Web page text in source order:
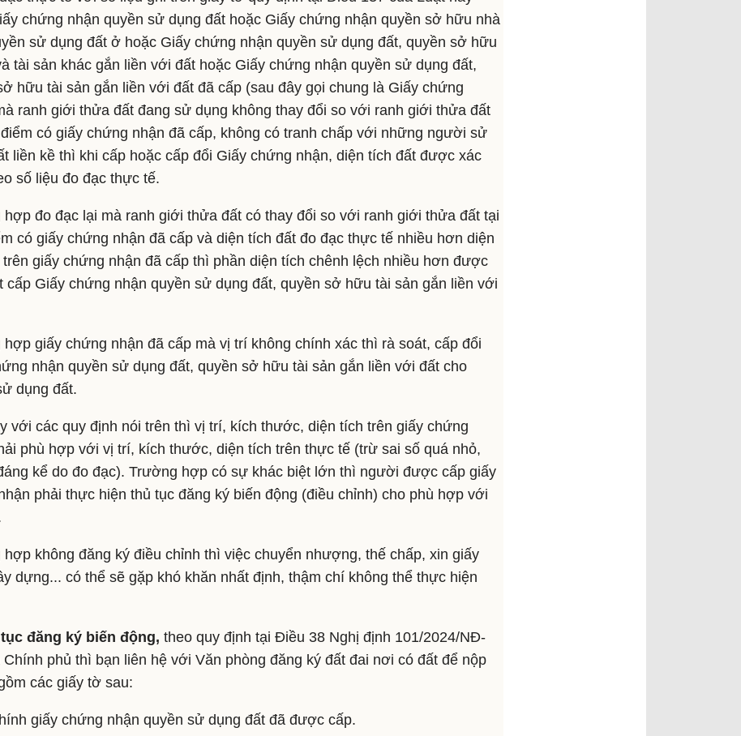
chứng nhận quyền sử dụng đất hoặc Giấy chứng nhận quyền sở hữu nhà
sử dụng đất ở hoặc Giấy chứng nhận quyền sử dụng đất, quyền sở hữu
tài sản khác gắn liền với đất hoặc Giấy chứng nhận quyền sử dụng đất,
hữu tài sản gắn liền với đất đã cấp (sau đây gọi chung là Giấy chứng
ranh giới thửa đất đang sử dụng không thay đổi so với ranh giới thửa đất
có giấy chứng nhận đã cấp, không có tranh chấp với những người sử
liền kề thì khi cấp hoặc cấp đổi Giấy chứng nhận, diện tích đất được xác
số liệu đo đạc thực tế.
đo đạc lại mà ranh giới thửa đất có thay đổi so với ranh giới thửa đất tại
có giấy chứng nhận đã cấp và diện tích đất đo đạc thực tế nhiều hơn diện
giấy chứng nhận đã cấp thì phần diện tích chênh lệch nhiều hơn được
cấp Giấy chứng nhận quyền sử dụng đất, quyền sở hữu tài sản gắn liền với
giấy chứng nhận đã cấp mà vị trí không chính xác thì rà soát, cấp đổi
nhận quyền sử dụng đất, quyền sở hữu tài sản gắn liền với đất cho
dụng đất.
với các quy định nói trên thì vị trí, kích thước, diện tích trên giấy chứng
phù hợp với vị trí, kích thước, diện tích trên thực tế (trừ sai số quá nhỏ,
kể do đo đạc). Trường hợp có sự khác biệt lớn thì người được cấp giấy
phải thực hiện thủ tục đăng ký biến động (điều chỉnh) cho phù hợp với
không đăng ký điều chỉnh thì việc chuyển nhượng, thế chấp, xin giấy
dựng... có thể sẽ gặp khó khăn nhất định, thậm chí không thể thực hiện
đăng ký biến động, theo quy định tại Điều 38 Nghị định 101/2024/NĐ-
Chính phủ thì bạn liên hệ với Văn phòng đăng ký đất đai nơi có đất để nộp
các giấy tờ sau:
giấy chứng nhận quyền sử dụng đất đã được cấp.